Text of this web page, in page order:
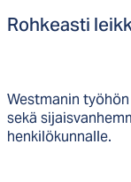
Roh­keas­ti
Westmanin
sekä
henkilökunnalle.